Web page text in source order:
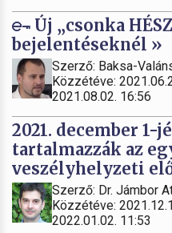
Új „csonka
bejelentéseknél »
Szerző: Baksa-
Közzétéve:
2021.08.02. 16:56
2021. december 1-
tartalmazzák az
veszélyhelyzeti
Szerző: Dr. Jámbor
Közzétéve:
2022.01.02. 11:53